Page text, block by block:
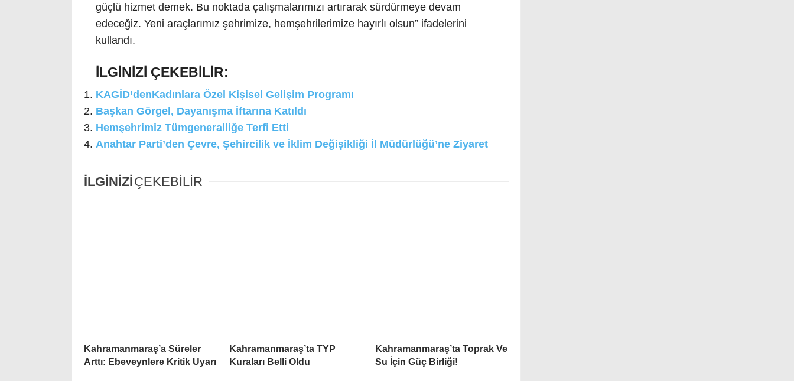
güçlü hizmet demek. Bu noktada çalışmalarımızı artırarak sürdürmeye devam
edeceğiz. Yeni araçlarımız şehrimize, hemşehrilerimize hayırlı olsun” ifadelerini
kullandı.
İLGİNİZİ ÇEKEBİLİR:
KAGİD’denKadınlara Özel Kişisel Gelişim Programı
Başkan Görgel, Dayanışma İftarına Katıldı
Hemşehrimiz Tümgeneralliğe Terfi Etti
Anahtar Parti’den Çevre, Şehircilik ve İklim Değişikliği İl Müdürlüğü’ne Ziyaret
İLGİNİZİÇEKEBİLİR
Kahramanmaraş’a Süreler
Arttı: Ebeveynlere Kritik Uyarı
Kahramanmaraş’ta TYP
Kuraları Belli Oldu
Kahramanmaraş’ta Toprak Ve
Su İçin Güç Birliği!